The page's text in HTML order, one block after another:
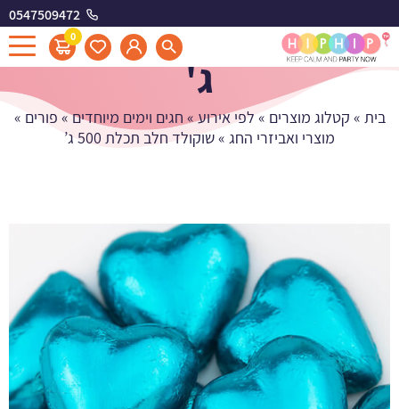
0547509472
0
שוקולד חלב תכלת 500
ג'
בית » קטלוג מוצרים » לפי אירוע» חגים וימים מיוחדים» פורים »
מוצרי ואביזרי החג »שוקולד חלב תכלת 500 ג’